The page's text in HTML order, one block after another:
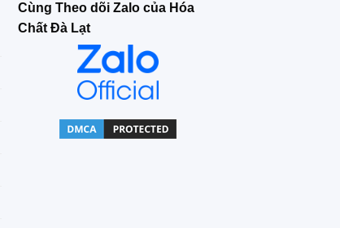
Cùng Theo dõi Zalo của Hóa
Chất Đà Lạt